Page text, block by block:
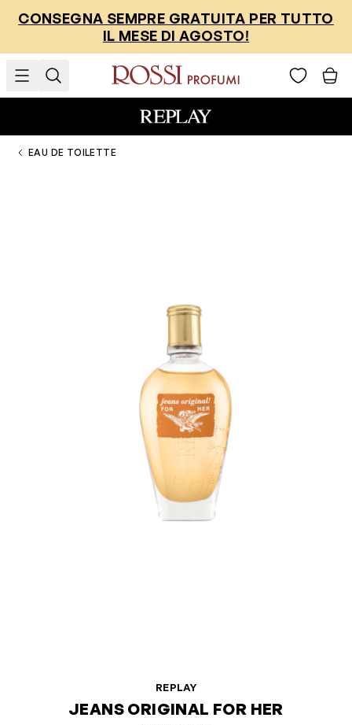
CONSEGNA SEMPRE GRATUITA PER TUTTO
IL MESE DI AGOSTO!
EAU DE TOILETTE
REPLAY
JEANS ORIGINAL FOR HER